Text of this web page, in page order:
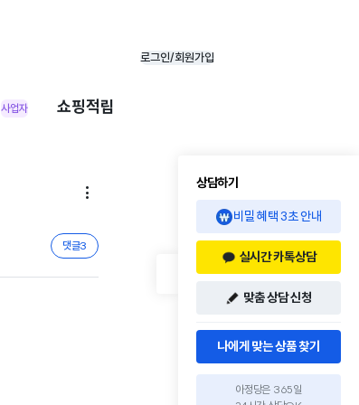
로그인/회원가입
사업자 쇼핑적립

댓글3
상담하기
비밀 혜택 3초 안내
실시간 카톡상담
맞춤 상담 신청
나에게 맞는 상품 찾기
아정당은 365일